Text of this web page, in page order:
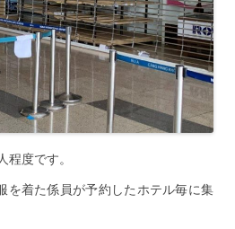
度です。
を着た係員が予約したホテル毎に集